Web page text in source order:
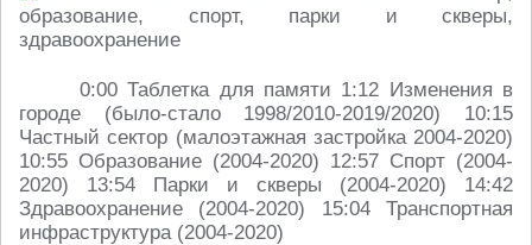
0:00​ Таблетка для памяти 1:12​ Изменения в
городе (было-стало 1998/2010-2019/2020) 10:15​
Частный сектор (малоэтажная застройка 2004-2020)
10:55​ Образование (2004-2020) 12:57​ Спорт (2004-
2020) 13:54​ Парки и скверы (2004-2020) 14:42​
Здравоохранение (2004-2020) 15:04​ Транспортная
инфраструктура (2004-2020)